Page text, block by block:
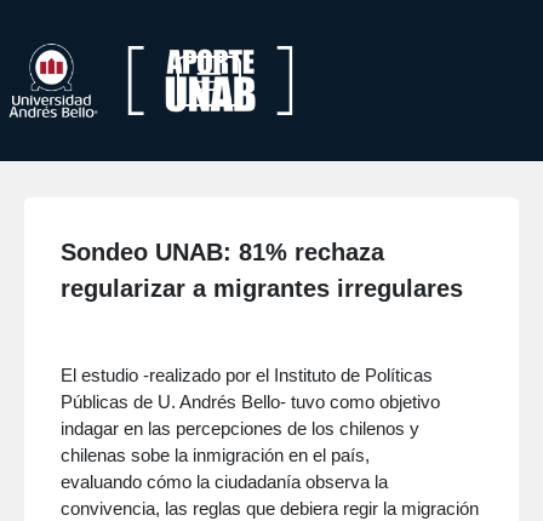
Sondeo UNAB: 81% rechaza
regularizar a migrantes irregulares
El estudio -realizado por el Instituto de Políticas
Públicas de U. Andrés Bello- tuvo como objetivo
indagar en las percepciones de los chilenos y
chilenas sobe la inmigración en el país,
evaluando cómo la ciudadanía observa la
convivencia, las reglas que debiera regir la migración